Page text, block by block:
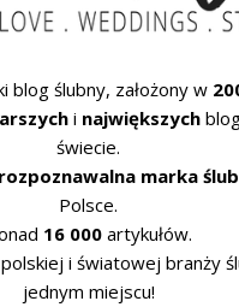
blog ślubny, założony w
i największych
świecie.
rozpoznawalna marka
Polsce.
16 000artykułów.
i światowej branży
jednym miejscu!